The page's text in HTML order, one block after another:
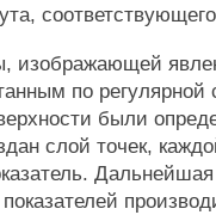
изображающей
по регулярной
были
слой точек,